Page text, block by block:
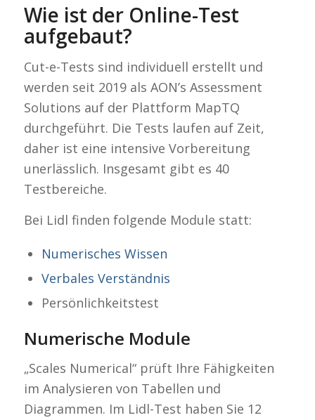
Wie ist der Online-Test
aufgebaut?
Cut-e-Tests sind individuell erstellt und
werden seit 2019 als AON’s Assessment
Solutions auf der Plattform MapTQ
durchgeführt. Die Tests laufen auf Zeit,
daher ist eine intensive Vorbereitung
unerlässlich. Insgesamt gibt es 40
Testbereiche.
Bei Lidl finden folgende Module statt:
Numerisches Wissen
Verbales Verständnis
Persönlichkeitstest
Numerische Module
„Scales Numerical“ prüft Ihre Fähigkeiten
im Analysieren von Tabellen und
Diagrammen. Im Lidl-Test haben Sie 12